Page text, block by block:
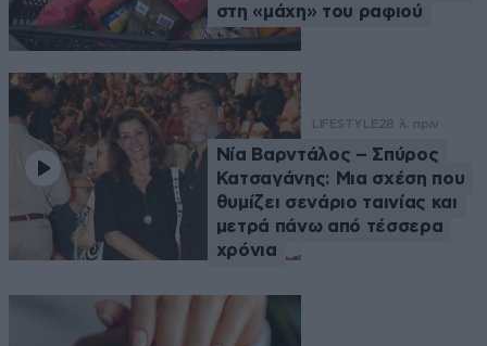
στη «μάχη» του ραφιού
LIFESTYLE28 λ. πριν
Νία Βαρντάλος – Σπύρος
Κατσαγάνης: Μια σχέση που
θυμίζει σενάριο ταινίας και
μετρά πάνω από τέσσερα
χρόνια